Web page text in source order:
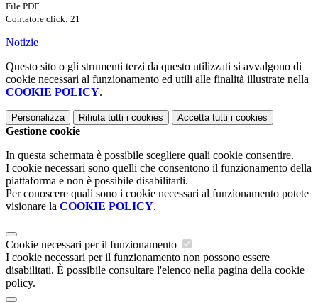
File PDF
Contatore click: 21
Notizie
Questo sito o gli strumenti terzi da questo utilizzati si avvalgono di
cookie necessari al funzionamento ed utili alle finalità illustrate nella
COOKIE POLICY.
Personalizza Rifiuta tutti i cookies Accetta tutti i cookies
Gestione cookie
In questa schermata è possibile scegliere quali cookie consentire.
I cookie necessari sono quelli che consentono il funzionamento della
piattaforma e non è possibile disabilitarli.
Per conoscere quali sono i cookie necessari al funzionamento potete
visionare la COOKIE POLICY.
Cookie necessari per il funzionamento
I cookie necessari per il funzionamento non possono essere
disabilitati. È possibile consultare l'elenco nella pagina della cookie
policy.